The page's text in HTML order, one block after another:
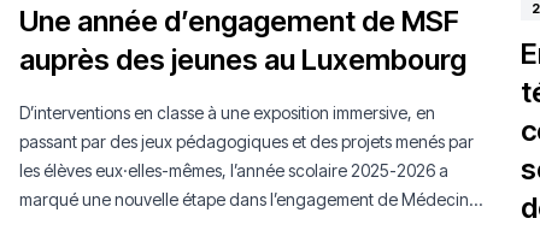
Une année d’engagement de MSF
auprès des jeunes au Luxembourg
D’interventions en classe à une exposition immersive, en
passant par des jeux pédagogiques et des projets menés par
les élèves eux·elles-mêmes, l’année scolaire 2025-2026 a
marqué une nouvelle étape dans l’engagement de Médecins